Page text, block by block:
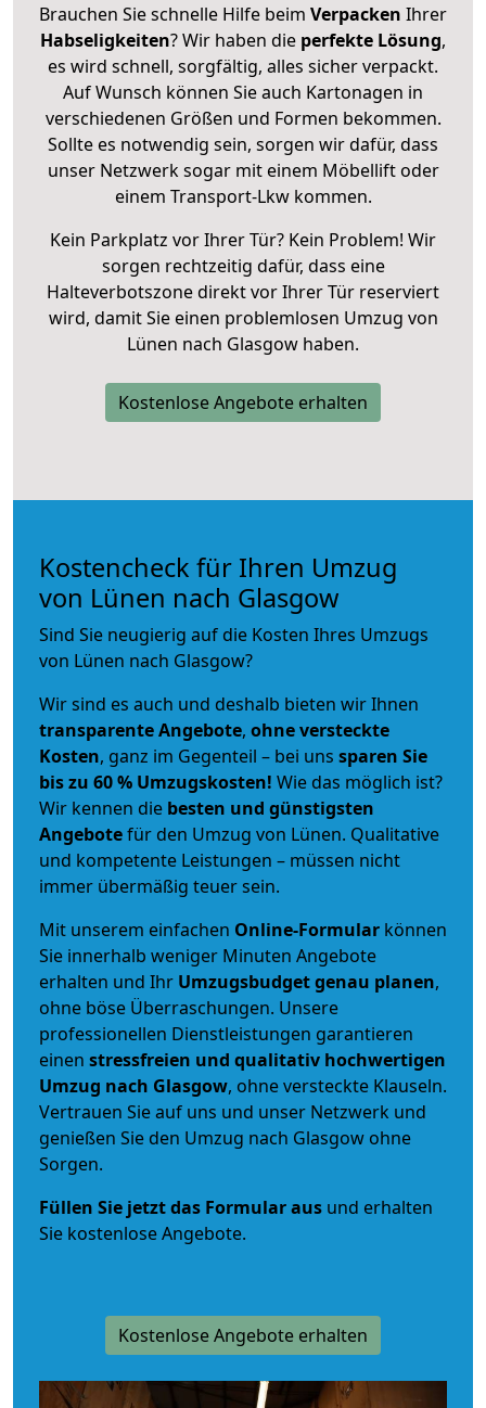
Brauchen Sie schnelle Hilfe beim Verpacken Ihrer
Habseligkeiten? Wir haben die perfekte Lösung,
es wird schnell, sorgfältig, alles sicher verpackt.
Auf Wunsch können Sie auch Kartonagen in
verschiedenen Größen und Formen bekommen.
Sollte es notwendig sein, sorgen wir dafür, dass
unser Netzwerk sogar mit einem Möbellift oder
einem Transport-Lkw kommen.
Kein Parkplatz vor Ihrer Tür? Kein Problem! Wir
sorgen rechtzeitig dafür, dass eine
Halteverbotszone direkt vor Ihrer Tür reserviert
wird, damit Sie einen problemlosen Umzug von
Lünen nach Glasgow haben.
Kostenlose Angebote erhalten
Kostencheck für Ihren Umzug
von Lünen nach Glasgow
Sind Sie neugierig auf die Kosten Ihres Umzugs
von Lünen nach Glasgow?
Wir sind es auch und deshalb bieten wir Ihnen
transparente Angebote, ohne versteckte
Kosten, ganz im Gegenteil – bei uns sparen Sie
bis zu 60 % Umzugskosten! Wie das möglich ist?
Wir kennen die besten und günstigsten
Angebotefür den Umzug von Lünen. Qualitative
und kompetente Leistungen – müssen nicht
immer übermäßig teuer sein.
Mit unserem einfachen Online-Formular können
Sie innerhalb weniger Minuten Angebote
erhalten und Ihr Umzugsbudgetgenau planen,
ohne böse Überraschungen. Unsere
professionellen Dienstleistungen garantieren
einen stressfreien und qualitativ hochwertigen
Umzug nach Glasgow, ohne versteckte Klauseln.
Vertrauen Sie auf uns und unser Netzwerk und
genießen Sie den Umzug nach Glasgow ohne
Sorgen.
Füllen Sie jetzt das Formular aus und erhalten
Sie kostenlose Angebote.
Kostenlose Angebote erhalten